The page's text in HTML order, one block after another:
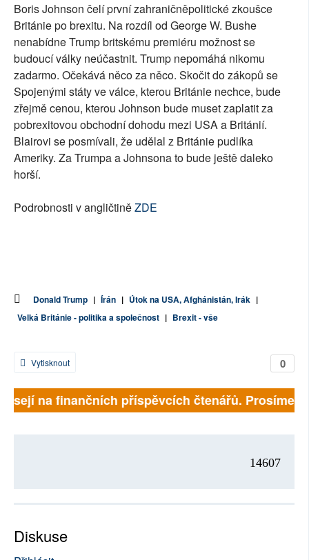
Boris Johnson čelí první zahraničněpolitické zkoušce
Británie po brexitu. Na rozdíl od George W. Bushe
nenabídne Trump britskému premiéru možnost se
budoucí války neúčastnit. Trump nepomáhá nikomu
zadarmo. Očekává něco za něco. Skočit do zákopů se
Spojenými státy ve válce, kterou Británie nechce, bude
zřejmě cenou, kterou Johnson bude muset zaplatit za
pobrexitovou obchodní dohodu mezi USA a Británií.
Blairovi se posmívali, že udělal z Británie pudlíka
Ameriky. Za Trumpa a Johnsona to bude ještě daleko
horší.
Podrobnosti v angličtiněZDE
Donald Trump | Írán | Útok na USA, Afghánistán, Irák |
Velká Británie - politika a společnost | Brexit - vše
0
Vytisknout
na finančních příspěvcích čtenářů. Prosíme,
14607
Diskuse